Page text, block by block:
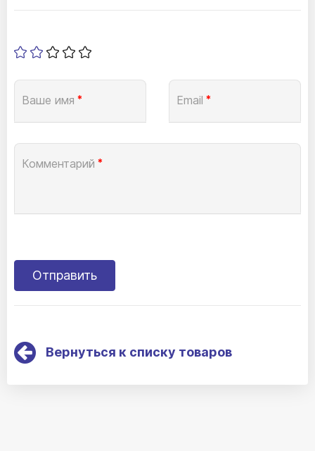
Ваше имя * Email *
Комментарий *
Вернуться к списку товаров